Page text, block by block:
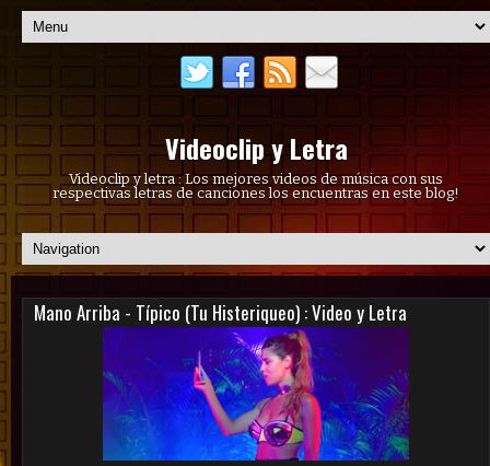
Videoclip y Letra
Videoclip y letra : Los mejores videos de música con sus
respectivas letras de canciones los encuentras en este blog!
Mano Arriba - Típico (Tu Histeriqueo) : Video y Letra